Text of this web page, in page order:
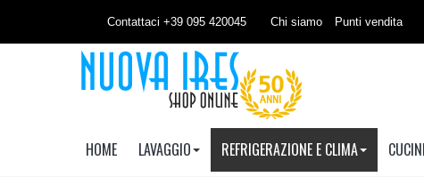
Contattaci +39 095 420045 Chi siamo Punti vendita
HOME LAVAGGIO REFRIGERAZIONE E CLIMA